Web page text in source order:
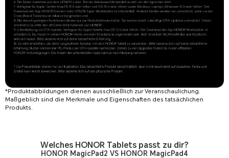
*Produktabbildungen dienen ausschließlich zur Veranschaulichung.
Maßgeblich sind die Merkmale und Eigenschaften des tatsächlichen
Produkts.
Welches HONOR Tablets passt zu dir?
HONOR MagicPad2 VS HONOR MagicPad4